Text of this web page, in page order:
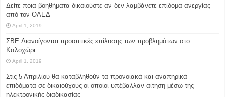
Δείτε ποια βοηθήματα δικαιούστε αν δεν λαμβάνετε επίδομα ανεργίας
από τον ΟΑΕΔ
April 1, 2019
ΣΒΕ:Διανοίγονται προοπτικές επίλυσης των προβλημάτων στο
Καλοχώρι
April 1, 2019
Στις 5 Απριλίου θα καταβληθούν τα προνοιακά και αναπηρικά
επιδόματα σε δικαιούχους οι οποίοι υπέβαλλαν αίτηση μέσω της
ηλεκτρονικής διαδικασίας